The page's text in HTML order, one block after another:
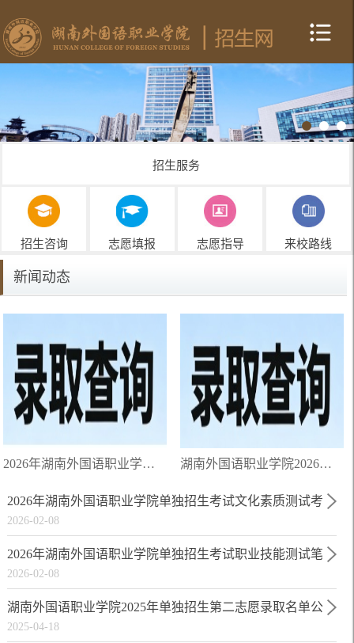
招生服务
招生咨询 志愿填报 志愿指导 来校路线
新闻动态
2026年湖南外国语职业学院单独招生第二志愿拟录取名单公示 湖南外国语职业学院2026年单独招生第一志愿拟录取名单公示
2026年湖南外国语职业学院单独招生考试文化素质测试考
试大纲
2026-02-08
2026年湖南外国语职业学院单独招生考试职业技能测试笔
试大纲
2026-02-08
湖南外国语职业学院2025年单独招生第二志愿录取名单公
示
2025-04-18